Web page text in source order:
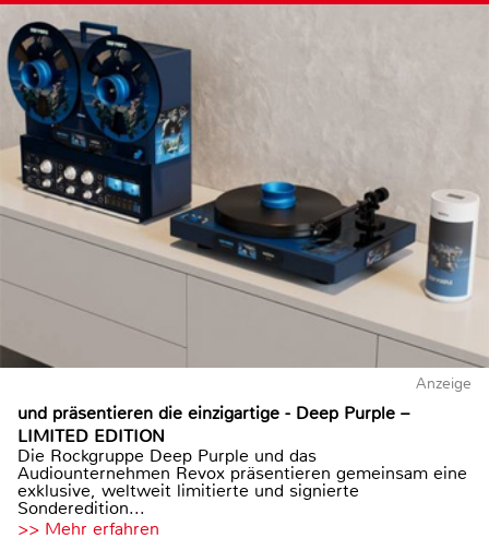
Anzeige
und präsentieren die einzigartige - Deep Purple –
LIMITED EDITION
Die Rockgruppe Deep Purple und das
Audiounternehmen Revox präsentieren gemeinsam eine
exklusive, weltweit limitierte und signierte
Sonderedition...
>> Mehr erfahren